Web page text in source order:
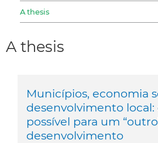
A thesis
A thesis
Municípios, economia
desenvolvimento
possível para um
desenvolvimento